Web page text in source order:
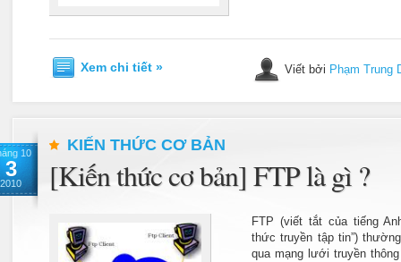
Xem chi tiết » Viết bởi Phạm Trung
10
3
2010
KIẾN THỨC CƠ BẢN
[Kiến thức cơ bản] FTP là gì ?
FTP (viết tắt của tiếng
thức truyền tập tin”)
qua mạng lưới truyền